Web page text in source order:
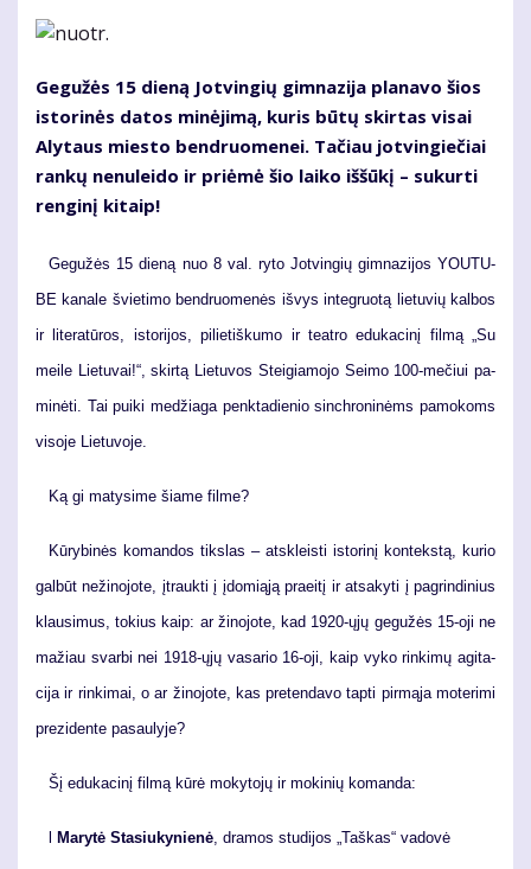
Ge­gu­žės 15 die­ną Jot­vin­gių gim­na­zi­ja pla­na­vo šios
is­to­ri­nės da­tos mi­nė­ji­mą, ku­ris bū­tų skir­tas vi­sai
Aly­taus mies­to ben­druo­me­nei. Ta­čiau jot­vin­gie­čiai
ran­kų ne­nu­lei­do ir pri­ėmė šio lai­ko iš­šū­kį – su­kur­ti
ren­gi­nį ki­taip!
Ge­gu­žės 15 die­ną nuo 8 val. ry­to Jot­vin­gių gim­na­zi­jos YOU­TU­
BE ka­na­le švie­ti­mo ben­druo­me­nės iš­vys in­teg­ruo­tą lie­tu­vių kal­bos
ir li­te­ra­tū­ros, is­to­ri­jos, pi­lie­tiš­ku­mo ir te­at­ro edu­ka­ci­nį fil­mą „Su
mei­le Lie­tu­vai!“, skir­tą Lie­tu­vos Stei­gia­mo­jo Sei­mo 100-me­čiui pa­
mi­nė­ti. Tai pui­ki me­džia­ga penk­ta­die­nio sin­chro­ni­nėms pa­mo­koms
vi­so­je Lie­tu­vo­je.
Ką gi ma­ty­si­me šia­me fil­me?
Kū­ry­bi­nės ko­man­dos tiks­las – at­skleis­ti is­to­ri­nį kon­teks­tą, ku­rio
gal­būt ne­ži­no­jo­te, įtrauk­ti į įdo­mi­ą­ją pra­ei­tį ir at­sa­ky­ti į pa­grin­di­nius
klau­si­mus, to­kius kaip: ar ži­no­jo­te, kad 1920-ųjų ge­gu­žės 15-oji ne
ma­žiau svar­bi nei 1918-ųjų va­sa­rio 16-oji, kaip vy­ko rin­ki­mų agi­ta­
ci­ja ir rin­ki­mai, o ar ži­no­jo­te, kas pre­ten­da­vo tap­ti pir­mą­ja mo­te­ri­mi
pre­zi­den­te pa­sau­ly­je?
Šį edu­ka­ci­nį fil­mą kū­rė mo­ky­to­jų ir mo­ki­nių ko­man­da:
Ma­ry­tė Sta­siu­ky­nie­nė, dra­mos stu­di­jos „Taš­kas“ va­do­vė